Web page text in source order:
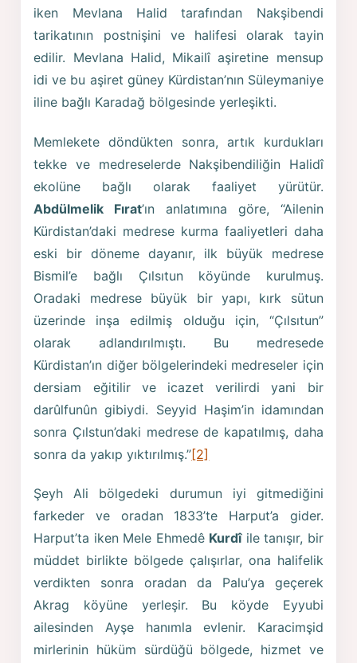
iken Mevlana Halid tarafından Nakşibendi
tarikatının postnişini ve halifesi olarak tayin
edilir. Mevlana Halid, Mikailî aşiretine mensup
idi ve bu aşiret güney Kürdistan’nın Süleymaniye
iline bağlı Karadağ bölgesinde yerleşikti.
Memlekete döndükten sonra, artık kurdukları
tekke ve medreselerde Nakşibendiliğin Halidî
ekolüne bağlı olarak faaliyet yürütür.
Abdülmelik Fırat’ın anlatımına göre, “Ailenin
Kürdistan’daki medrese kurma faaliyetleri daha
eski bir döneme dayanır, ilk büyük medrese
Bismil’e bağlı Çılsıtun köyünde kurulmuş.
Oradaki medrese büyük bir yapı, kırk sütun
üzerinde inşa edilmiş olduğu için, “Çılsıtun”
olarak adlandırılmıştı. Bu medresede
Kürdistan’ın diğer bölgelerindeki medreseler için
dersiam eğitilir ve icazet verilirdi yani bir
darûlfunûn gibiydi. Seyyid Haşim’in idamından
sonra Çılstun’daki medrese de kapatılmış, daha
sonra da yakıp yıktırılmış.”[2]
Şeyh Ali bölgedeki durumun iyi gitmediğini
farkeder ve oradan 1833’te Harput’a gider.
Harput’ta iken Mele Ehmedê Kurdîile tanışır, bir
müddet birlikte bölgede çalışırlar, ona halifelik
verdikten sonra oradan da Palu’ya geçerek
Akrag köyüne yerleşir. Bu köyde Eyyubi
ailesinden Ayşe hanımla evlenir. Karacimşid
mirlerinin hüküm sürdüğü bölgede, hizmet ve